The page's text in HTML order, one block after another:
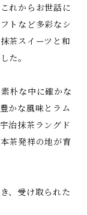
れからお世話に
トなど多彩なシ
茶スイーツと和
た。
朴な中に確かな
かな風味とラム
治抹茶ラングド
茶発祥の地が育
、受け取られた